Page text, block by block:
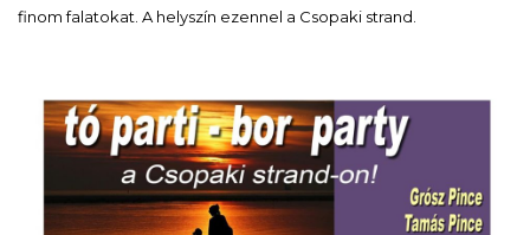
finom falatokat. A helyszín ezennel a Csopaki strand.